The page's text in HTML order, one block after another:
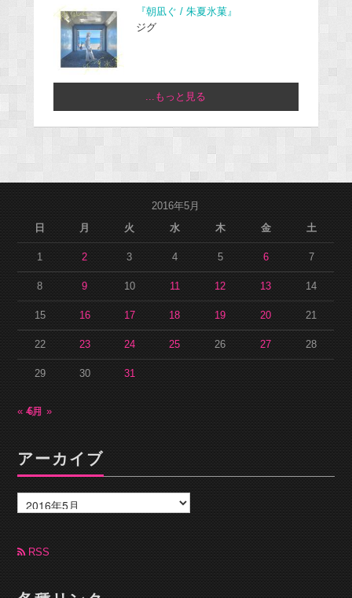
『朝凪ぐ / 朱夏氷菓』
ジグ
...もっと見る
2016年5月
日
月 火 水 木 金 土
1 2 3 4 5 6 7
8 9 10 11 12 13 14
15 16 17 18 19 20 21
22 23 24 25 26 27 28
29 30 31
« 4月6月 »
アーカイブ
ー
カ
ブ RSS